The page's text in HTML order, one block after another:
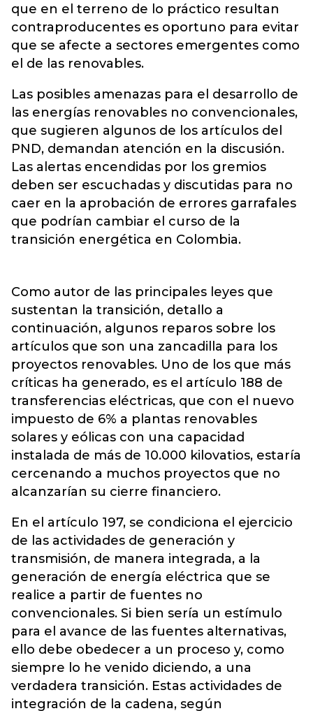
que en el terreno de lo práctico resultan
contraproducentes es oportuno para evitar
que se afecte a sectores emergentes como
el de las renovables.
Las posibles amenazas para el desarrollo de
las energías renovables no convencionales,
que sugieren algunos de los artículos del
PND, demandan atención en la discusión.
Las alertas encendidas por los gremios
deben ser escuchadas y discutidas para no
caer en la aprobación de errores garrafales
que podrían cambiar el curso de la
transición energética en Colombia.
Como autor de las principales leyes que
sustentan la transición, detallo a
continuación, algunos reparos sobre los
artículos que son una zancadilla para los
proyectos renovables. Uno de los que más
críticas ha generado, es el artículo 188 de
transferencias eléctricas, que con el nuevo
impuesto de 6% a plantas renovables
solares y eólicas con una capacidad
instalada de más de 10.000 kilovatios, estaría
cercenando a muchos proyectos que no
alcanzarían su cierre financiero.
En el artículo 197, se condiciona el ejercicio
de las actividades de generación y
transmisión, de manera integrada, a la
generación de energía eléctrica que se
realice a partir de fuentes no
convencionales. Si bien sería un estímulo
para el avance de las fuentes alternativas,
ello debe obedecer a un proceso y, como
siempre lo he venido diciendo, a una
verdadera transición. Estas actividades de
integración de la cadena, según